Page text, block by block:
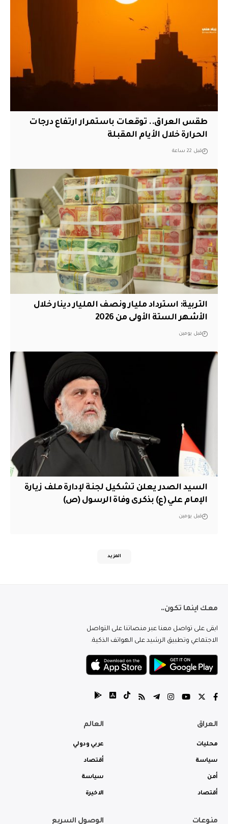
طقس العراق.. توقعات باستمرار ارتفاع درجات
الحرارة خلال الأيام المقبلة
قبل 22 ساعة
التربية: استرداد مليار ونصف المليار دينار خلال
الأشهر الستة الأولى من 2026
قبل يومين
السيد الصدر يعلن تشكيل لجنة لإدارة ملف زيارة
الإمام علي (ع) بذكرى وفاة الرسول (ص)
قبل يومين
المزيد
معك اينما تكون..
ابقى على تواصل معنا عبر منصاتنا على التواصل
الاجتماعي وتطبيق الرشيد على الهواتف الذكية.
العراق
محليات
سياسة
أمن
أقتصاد
العالم
عربي ودولي
أقتصاد
سياسة
الاخيرة
منوعات الوصول السريع